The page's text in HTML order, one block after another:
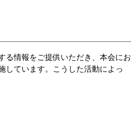
る情報をご提供いただき、本会にお
しています。こうした活動によっ